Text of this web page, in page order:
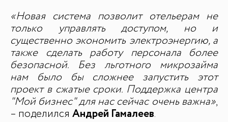
«Новая система позволит отельерам не
только управлять доступом, но и
существенно экономить электроэнергию, а
также сделать работу персонала более
безопасной. Без льготного микрозайма
нам было бы сложнее запустить этот
проект в сжатые сроки. Поддержка центра
"Мой бизнес" для нас сейчас очень важна»,
– поделился Андрей Гамалеев.